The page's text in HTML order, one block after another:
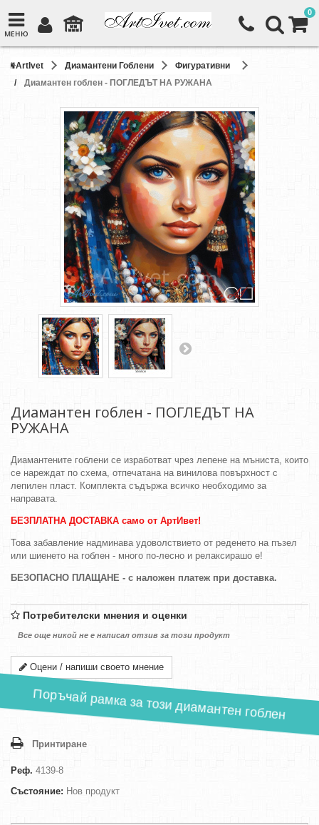
МЕНЮ
0
ArtIvet Диамантени Гоблени
Фигуративни
Диамантен гоблен - ПОГЛЕДЪТ НА РУЖАНА
Диамантен гоблен - ПОГЛЕДЪТ НА
РУЖАНА
Диамантените гоблени се изработват чрез лепене на мъниста, които
се нареждат по схема, отпечатана на винилова повърхност с
лепилен пласт. Комплекта съдържа всичко необходимо за
направата.
БЕЗПЛАТНА ДОСТАВКА само от АртИвет!
Това забавление надминава удоволствието от реденето на пъзел
или шиенето на гоблен - много по-лесно и релаксирашо е!
БЕЗОПАСНО ПЛАЩАНЕ - с наложен платеж при доставка.
Потребителски мнения и оценки
Все още никой не е написал отзив за този продукт
Оцени / напиши своето мнение
Поръчай рамка за този диамантен гоблен
Принтиране
Реф. 4139-8
Състояние: Нов продукт